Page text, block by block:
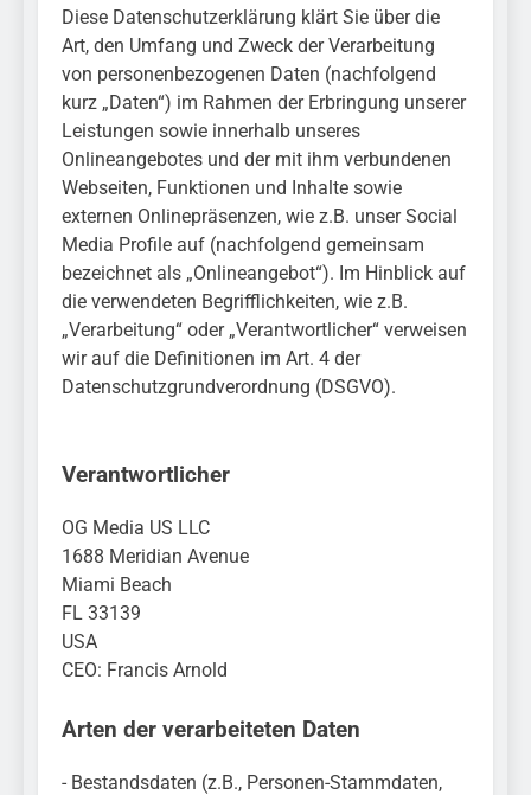
Einreisekontrolle sicher
Strafverfahren wegen
Verstoßes gegen das
Betäubungsmittelgesetz
eingeleitet.
10. August 2026
Bundespolizeidirektion
München: Bundespolizei
nimmt Georgier wegen
Urkundendelikts fest /
Täuschungsversuch ohne
Erfolg
7. August 2026
POL-MFR: (727)
Schmuckdiebstahl aus
Versandpaket – Polizei
bittet um Hinweise
7. August 2026
Bundespolizeidirektion
München: Notruf per
Knopfdruck / Schnelle
Festnahme nach
sexueller Belästigung
7. August 2026
Bundespolizeidirektion
München: Bundespolizei
kontrolliert
grenzüberschreitenden
Verkehr / Waffenfund im
Fahrzeug
7. August 2026
Bundespolizeidirektion
München: Schneller
festgenommen als die
nimmt einen gesuchten
Ungarn mit
Katze am Bahnhof
erschleicht rund 45.000
rechtskräftiger
6. August 2026
Diese Datenschutzerklärung klärt Sie über die
Art, den Umfang und Zweck der Verarbeitung
von personenbezogenen Daten (nachfolgend
kurz „Daten“) im Rahmen der Erbringung unserer
Leistungen sowie innerhalb unseres
Onlineangebotes und der mit ihm verbundenen
Webseiten, Funktionen und Inhalte sowie
externen Onlinepräsenzen, wie z.B. unser Social
Media Profile auf (nachfolgend gemeinsam
bezeichnet als „Onlineangebot“). Im Hinblick auf
die verwendeten Begrifflichkeiten, wie z.B.
„Verarbeitung“ oder „Verantwortlicher“ verweisen
wir auf die Definitionen im Art. 4 der
Datenschutzgrundverordnung (DSGVO).
Verantwortlicher
OG Media US LLC
1688 Meridian Avenue
Miami Beach
FL 33139
USA
CEO: Francis Arnold
Arten der verarbeiteten Daten
- Bestandsdaten (z.B., Personen-Stammdaten,